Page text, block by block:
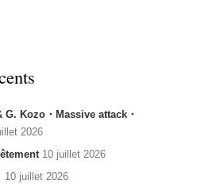
Kozo・Massive attack・
2026
10 juillet 2026
10 juillet 2026